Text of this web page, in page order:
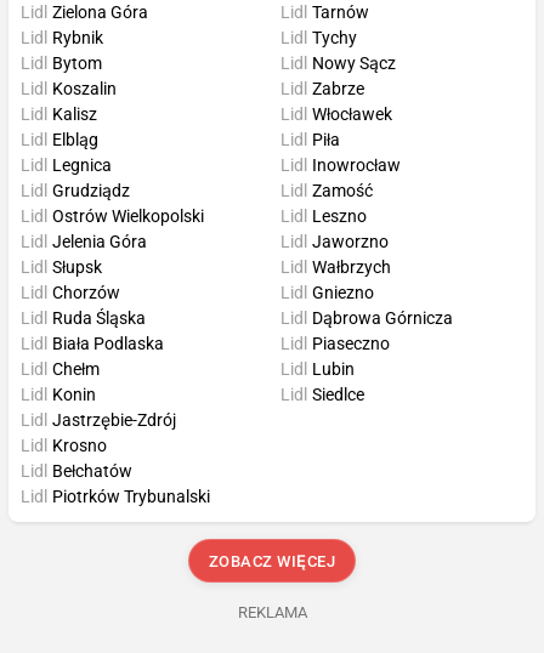
Lidl Zielona Góra
Lidl
Rybnik
Lidl
Bytom
Lidl
Koszalin
Lidl Tarnów
Lidl Tychy
Lidl
Nowy Sącz
Lidl Zabrze
Lidl
Kalisz
Lidl
Elbląg
Lidl
Legnica
Lidl Grudziądz
Lidl Włocławek
Lidl
Piła
Lidl
Inowrocław
Lidl Zamość
Lidl Ostrów Wielkopolski
Lidl Jelenia Góra
Lidl Słupsk
Lidl Chorzów
Lidl
Leszno
Lidl Jaworzno
Lidl Wałbrzych
Lidl Gniezno
Lidl
Ruda Śląska
Lidl
Biała Podlaska
Lidl Chełm
Lidl
Konin
Lidl
Dąbrowa Górnicza
Lidl
Piaseczno
Lidl
Lubin
Lidl Siedlce
Lidl Jastrzębie-Zdrój
Lidl
Krosno
Lidl
Bełchatów
Lidl
Piotrków Trybunalski
ZOBACZ WIĘCEJ
REKLAMA